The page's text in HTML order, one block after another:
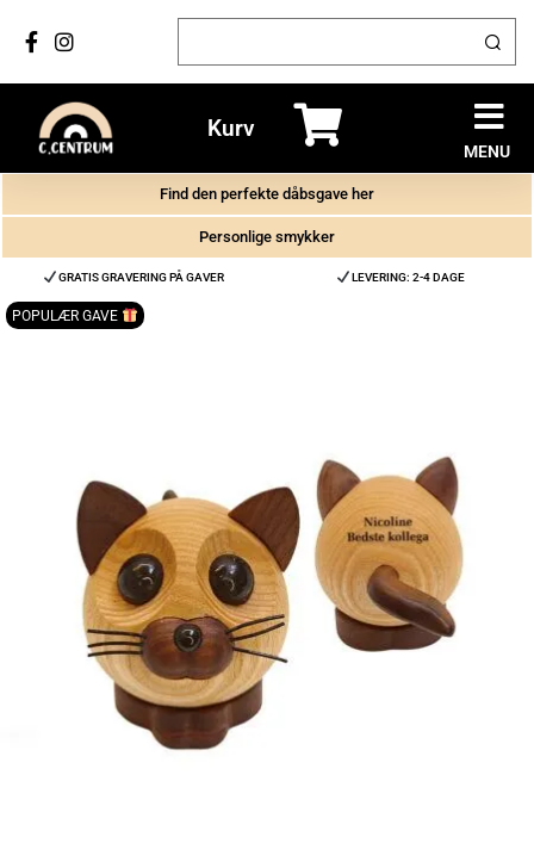
Kurv
MENU
Find den perfekte dåbsgave her
Personlige smykker
GRATIS GRAVERING PÅ GAVER LEVERING: 2-4 DAGE
POPULÆR GAVE